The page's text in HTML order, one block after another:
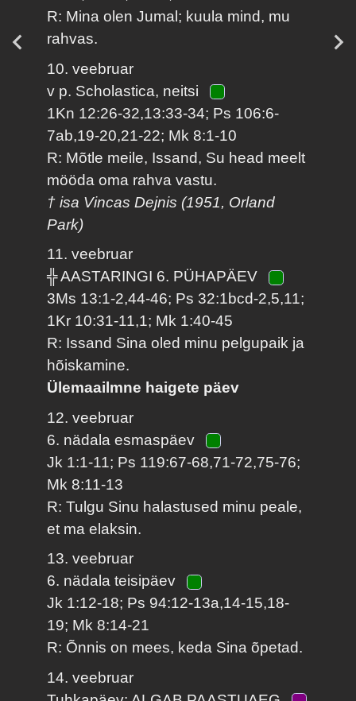
R: Mina olen Jumal; kuula mind, mu
rahvas.
10. veebruar
v p. Scholastica, neitsi
1Kn 12:26-32,13:33-34; Ps 106:6-
7ab,19-20,21-22; Mk 8:1-10
R: Mõtle meile, Issand, Su head meelt
mööda oma rahva vastu.
† isa Vincas Dejnis (1951, Orland
Park)
11. veebruar
╬ AASTARINGI 6. PÜHAPÄEV
3Ms 13:1-2,44-46; Ps 32:1bcd-2,5,11;
1Kr 10:31-11,1; Mk 1:40-45
R: Issand Sina oled minu pelgupaik ja
hõiskamine.
Ülemaailmne haigete päev
12. veebruar
6. nädala esmaspäev
Jk 1:1-11; Ps 119:67-68,71-72,75-76;
Mk 8:11-13
R: Tulgu Sinu halastused minu peale,
et ma elaksin.
13. veebruar
6. nädala teisipäev
Jk 1:12-18; Ps 94:12-13a,14-15,18-
19; Mk 8:14-21
R: Õnnis on mees, keda Sina õpetad.
14. veebruar